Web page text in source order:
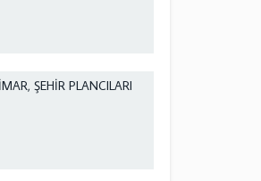
ŞEHİR PLANCILARI